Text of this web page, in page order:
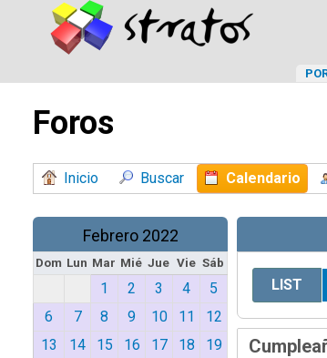
Foros
Inicio Buscar Calendario
Febrero 2022
Dom Lun Mar Mié Jue Vie Sáb
1 2 3 4
5
6
7 8 9 10 11
12
13
14 15 16 17 18
19
LIST